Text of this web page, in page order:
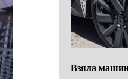
Взяла